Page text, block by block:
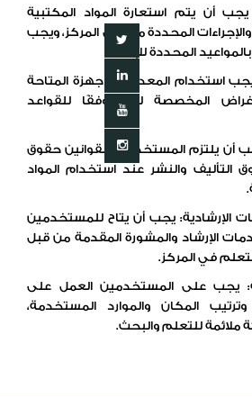
يجب أن يتم استعارة المواد المكتبية
المحددة من قبل المركز، ويجب
المحددة للإعادة.
استخدام المعدات والأجهزة المتاحة
المخصصة لها ووفقًا للقواعد
يجب أن يلتزم المستخدمون بقوانين حقوق
التأليف والنشر عند استخدام المواد
الإرشادية: يجب أن يتاح للمستخدمين
الإرشاد والمشورة المقدمة من قبل
في المركز.
يجب على المستخدمين العمل على
المكان والموارد المستخدمة،
ملائمة للتعلم والبحث.